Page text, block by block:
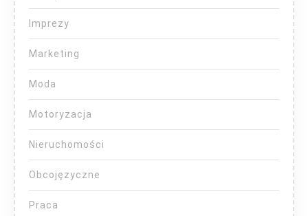
Imprezy
Marketing
Moda
Motoryzacja
Nieruchomości
Obcojęzyczne
Praca